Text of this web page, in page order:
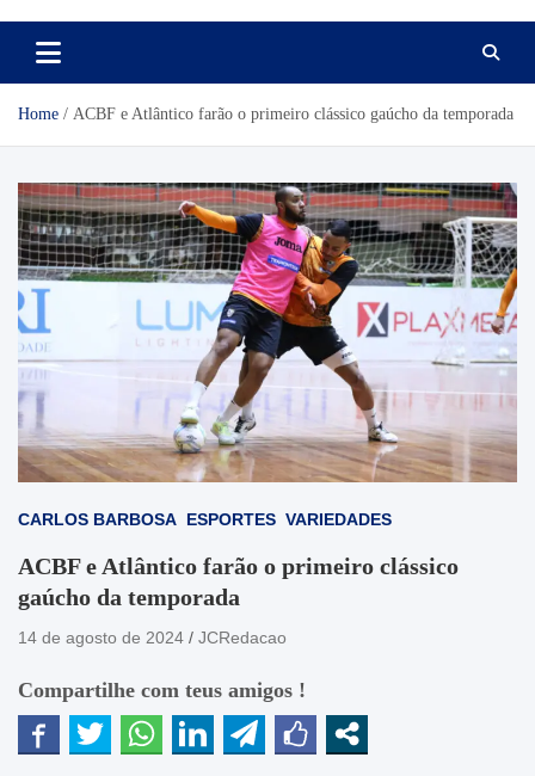
Home ACBF e Atlântico farão o primeiro clássico gaúcho da temporada
CARLOS BARBOSA ESPORTES VARIEDADES
ACBF e Atlântico farão o primeiro clássico
gaúcho da temporada
14 de agosto de 2024 JCRedacao
Compartilhe com teus amigos !